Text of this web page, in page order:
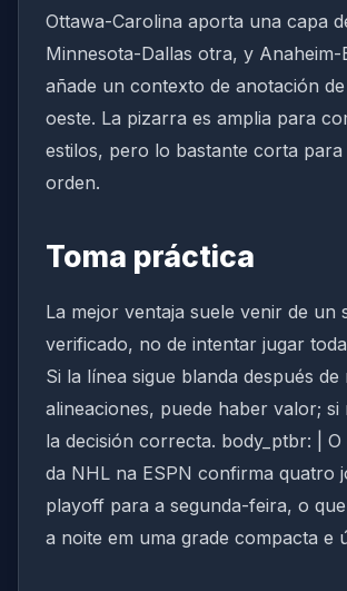
Ottawa-Carolina aporta una capa
Minnesota-Dallas otra, y Anaheim-
añade un contexto de anotación
oeste. La pizarra es amplia para
estilos, pero lo bastante corta
orden.
Toma práctica
La mejor ventaja suele venir de un
verificado, no de intentar jugar
Si la línea sigue blanda después de
alineaciones, puede haber valor; si
la decisión correcta. body_ptbr: | O
da NHL na ESPN confirma quatro
playoff para a segunda-feira, o
a noite em uma grade compacta e